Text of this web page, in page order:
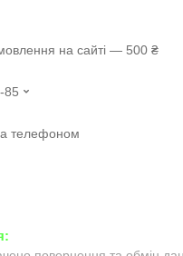
на сайті — 500 ₴
85
телефоном